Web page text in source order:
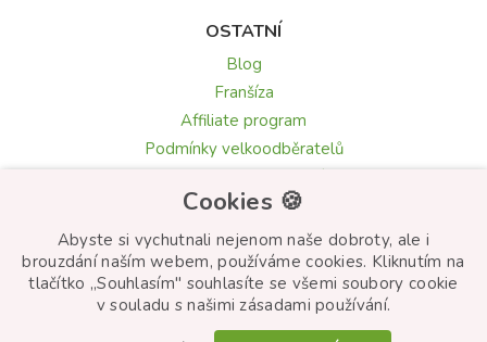
OSTATNÍ
Blog
Franšíza
Affiliate program
Podmínky velkoodběratelů
Texty blahopřání
Květomluva: symbolika květin
© Frutiko.cz 2026
Cookies 🍪
Abyste si vychutnali nejenom naše dobroty, ale i
brouzdání naším webem, používáme cookies. Kliknutím na
tlačítko „Souhlasím" souhlasíte se všemi soubory cookie
v souladu s našimi zásadami používání.